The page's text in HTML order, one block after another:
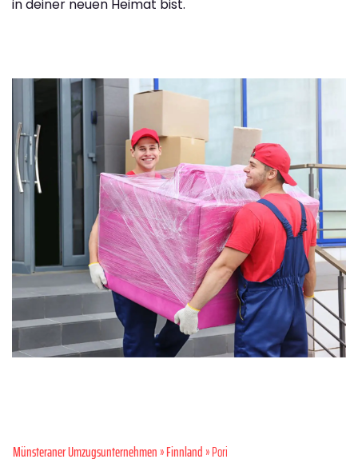
in deiner neuen Heimat bist.
Münsteraner Umzugsunternehmen»Finnland» Pori